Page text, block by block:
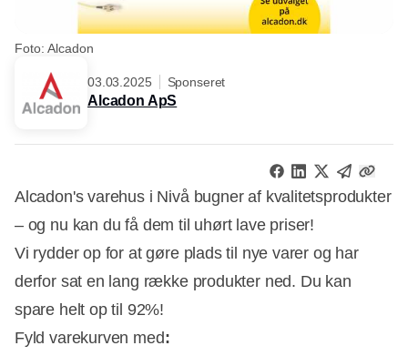
Foto: Alcadon
03.03.2025 Sponseret
Alcadon ApS
Alcadon's varehus i Nivå bugner af kvalitetsprodukter
– og nu kan du få dem til uhørt lave priser!
Vi rydder op for at gøre plads til nye varer og har
derfor sat en lang række produkter ned. Du kan
spare helt op til 92%!
Fyld varekurven med: